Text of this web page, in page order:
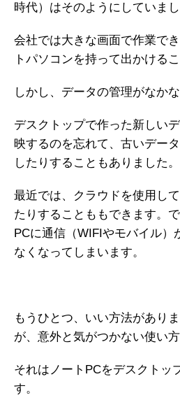
時代）はそのようにしていまし
会社では大きな画面で作業で
トパソコンを持って出かける
しかし、データの管理がなか
デスクトップで作った新しい
映するのを忘れて、古いデー
したりすることもありました。
最近では、クラウドを使用し
たりすることももできます。
PCに通信（WIFIやモバイル）
なくなってしまいます。
もうひとつ、いい方法があり
が、意外と気がつかない使い方
それはノートPCをデスクトッ
す。